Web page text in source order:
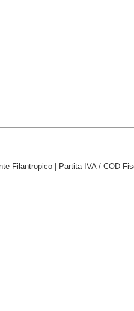
Filantropico | Partita IVA / COD